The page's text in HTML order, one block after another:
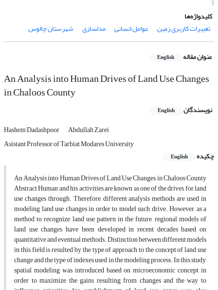
کلیدواژه‌ها
تغییرات کاربری زمین
عوامل انسانی مدلسازی شهرستان چالوس
عنوان مقاله English
An Analysis into Human Drives of Land Use Changes
in Chaloos County
نویسندگان English
Hashem Dadashpoor
Abdullah Zarei
Asistant Professor of Tarbiat Modares University
چکیده
English
An Analysis into Human Drives of Land Use Changes in Chaloos County
Abstract Human and his activities are known as one of the drives for land
use changes through. Therefore, different analysis methods are used in
modeling land use changes in order to model such drive. However, as a
method to recognize land use pattern in the future, regional models of
land use changes have been developed in recent decades based on
quantitative and eventual methods. Distinction between different models
in this field is resulted by the type of approach to the concept of land use
change and the type of indexes used in the modeling process. In this study,
spatial modeling was introduced based on microeconomic concept in
order to maximize the gains resulting from changes and the way to